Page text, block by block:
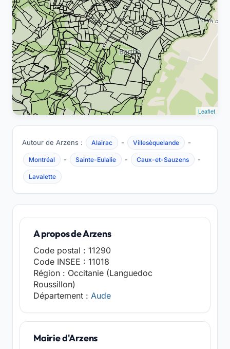
Leaflet
Autour de Arzens : Alairac - Villesèquelande -
Montréal - Sainte-Eulalie - Caux-et-Sauzens -
Lavalette
A propos de Arzens
Code postal : 11290
Code INSEE : 11018
Région : Occitanie (Languedoc
Roussillon)
Département : Aude
Mairie d'Arzens